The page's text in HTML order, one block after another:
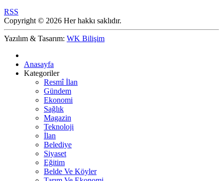
RSS
Copyright © 2026 Her hakkı saklıdır.
Yazılım & Tasarım: WK Bilişim
Anasayfa
Kategoriler
Resmî İlan
Gündem
Ekonomi
Sağlık
Magazin
Teknoloji
İlan
Belediye
Siyaset
Eğitim
Belde Ve Köyler